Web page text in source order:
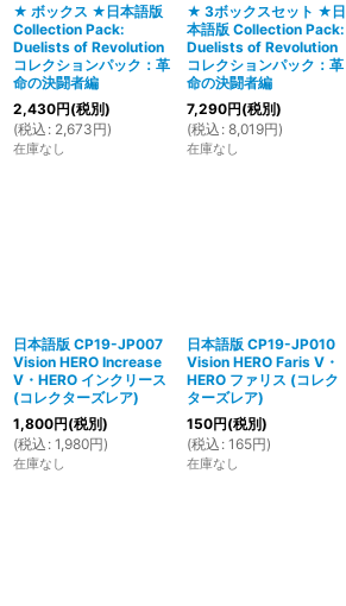
絞り込む
★ ボックス ★日本語版
Collection Pack:
Duelists of Revolution
コレクションパック：革
命の決闘者編
2,430円(税別)
(税込 : 2,673円)
在庫なし
★ 3ボックスセット ★日
本語版 Collection Pack:
Duelists of Revolution
コレクションパック：革
命の決闘者編
7,290円(税別)
(税込 : 8,019円)
在庫なし
日本語版 CP19-JP007
Vision HERO Increase
V・HERO インクリース
(コレクターズレア)
1,800円(税別)
(税込 : 1,980円)
在庫なし
日本語版 CP19-JP010
Vision HERO Faris V・
HERO ファリス (コレク
ターズレア)
150円(税別)
(税込 : 165円)
在庫なし